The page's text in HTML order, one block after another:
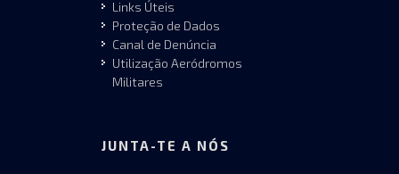
Links Úteis
Proteção de Dados
Canal de Denúncia
Utilização Aeródromos
Militares
JUNTA-TE A NÓS